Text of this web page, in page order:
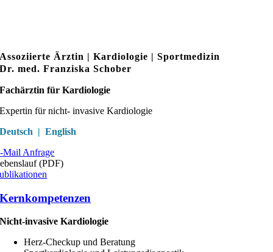
Assoziierte Ärztin | Kardiologie | Sportmedizin
Dr. med. Franziska Schober
Fachärztin für Kardiologie
Expertin für nicht- invasive Kardiologie
Deutsch | English
Mail Anfrage
(PDF)
Kernkompetenzen
Nicht-invasive Kardiologie
Herz-Checkup und Beratung